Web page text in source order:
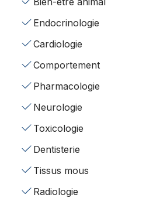
Endocrinologie
Cardiologie
Comportement
Pharmacologie
Neurologie
Toxicologie
Dentisterie
Tissus mous
Radiologie